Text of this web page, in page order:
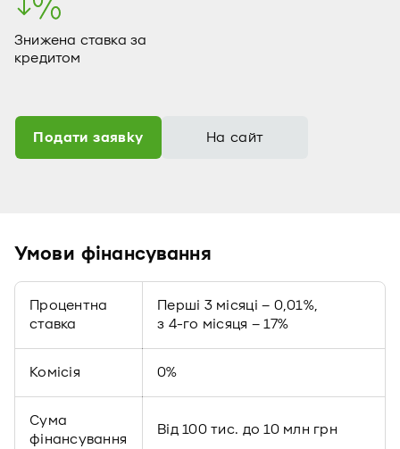
Знижена ставка за
кредитом
Подати заявку На сайт
Умови фінансування
Процентна
ставка
Перші 3 місяці – 0,01%,
з 4-го місяця – 17%
Комісія 0%
Сума
фінансування
Від 100 тис. до 10 млн грн